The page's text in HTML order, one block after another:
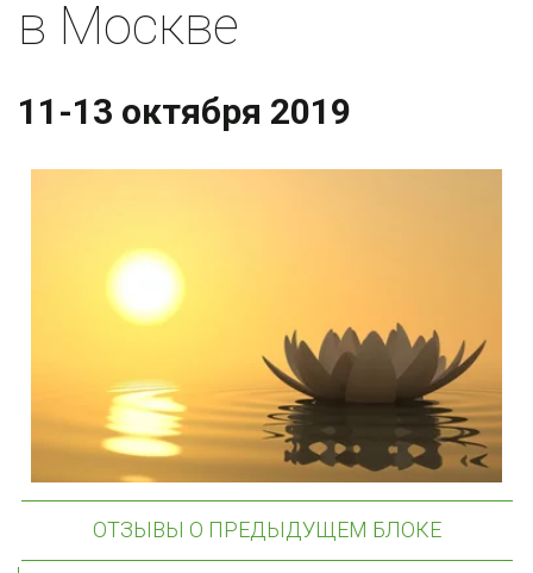
в Москве
11-13 октября 2019
ОТЗЫВЫ О ПРЕДЫДУЩЕМ БЛОКЕ